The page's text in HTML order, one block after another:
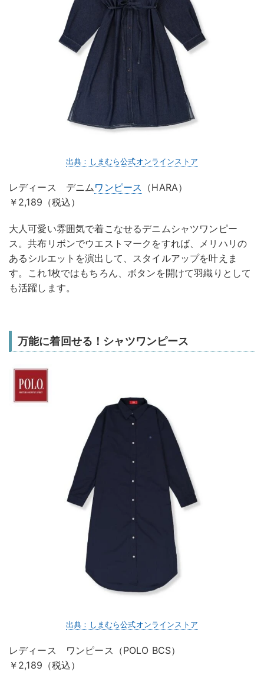
出典：しまむら公式オンラインストア
レディース デニムワンピース （HARA）
￥2,189（税込）
大人可愛い雰囲気で着こなせるデニムシャツワンピー
ス。共布リボンでウエストマークをすれば、メリハリの
あるシルエットを演出して、スタイルアップを叶えま
す。これ1枚ではもちろん、ボタンを開けて羽織りとして
も活躍します。
万能に着回せる！シャツワンピース
出典：しまむら公式オンラインストア
レディース ワンピース（POLO BCS）
￥2,189（税込）